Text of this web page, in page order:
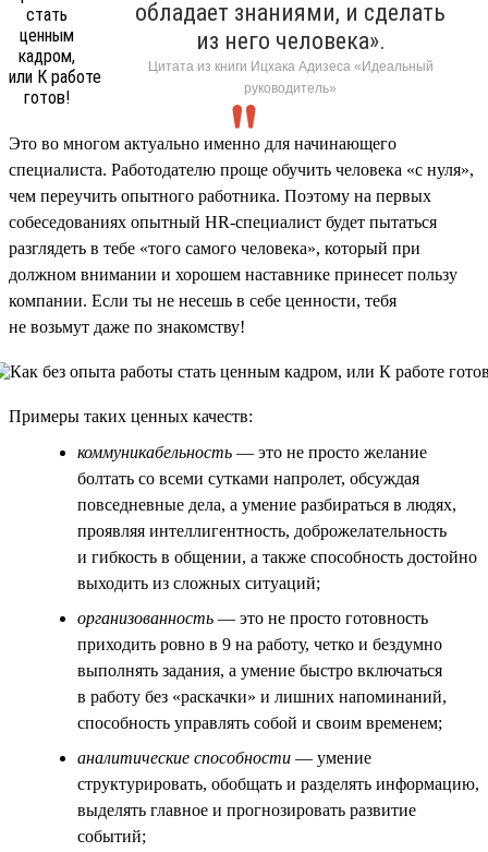
обладает знаниями, и сделать
из него человека».
Цитата из книги Ицхака Адизеса «Идеальный
руководитель»
Это во многом актуально именно для начинающего
специалиста. Работодателю проще обучить человека «с нуля»,
чем переучить опытного работника. Поэтому на первых
собеседованиях опытный HR-специалист будет пытаться
разглядеть в тебе «того самого человека», который при
должном внимании и хорошем наставнике принесет пользу
компании. Если ты не несешь в себе ценности, тебя
не возьмут даже по знакомству!
Примеры таких ценных качеств:
коммуникабельность — это не просто желание
болтать со всеми сутками напролет, обсуждая
повседневные дела, а умение разбираться в людях,
проявляя интеллигентность, доброжелательность
и гибкость в общении, а также способность достойно
выходить из сложных ситуаций;
организованность — это не просто готовность
приходить ровно в 9 на работу, четко и бездумно
выполнять задания, а умение быстро включаться
в работу без «раскачки» и лишних напоминаний,
способность управлять собой и своим временем;
аналитические способности — умение
структурировать, обобщать и разделять информацию,
выделять главное и прогнозировать развитие
событий;